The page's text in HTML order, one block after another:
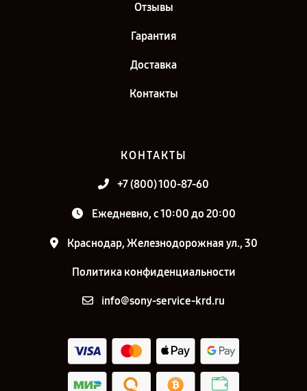
Отзывы
Гарантия
Доставка
Контакты
КОНТАКТЫ
+7 (800) 100-87-60
Ежедневно, с 10:00 до 20:00
Краснодар, Железнодорожная ул., 30
Политика конфиденциальности
info@sony-service-krd.ru